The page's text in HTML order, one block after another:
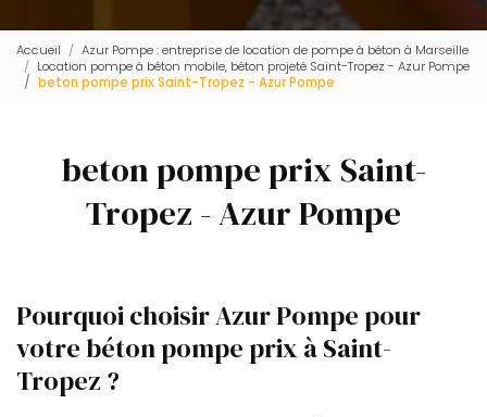
Accueil
Azur Pompe : entreprise de location de pompe à béton à Marseille
Location pompe à béton mobile, béton projeté Saint-Tropez - Azur Pompe
beton pompe prix Saint-Tropez - Azur Pompe
beton pompe prix Saint-
Tropez - Azur Pompe
Pourquoi choisir Azur Pompe pour
votre béton pompe prix à Saint-
Tropez ?